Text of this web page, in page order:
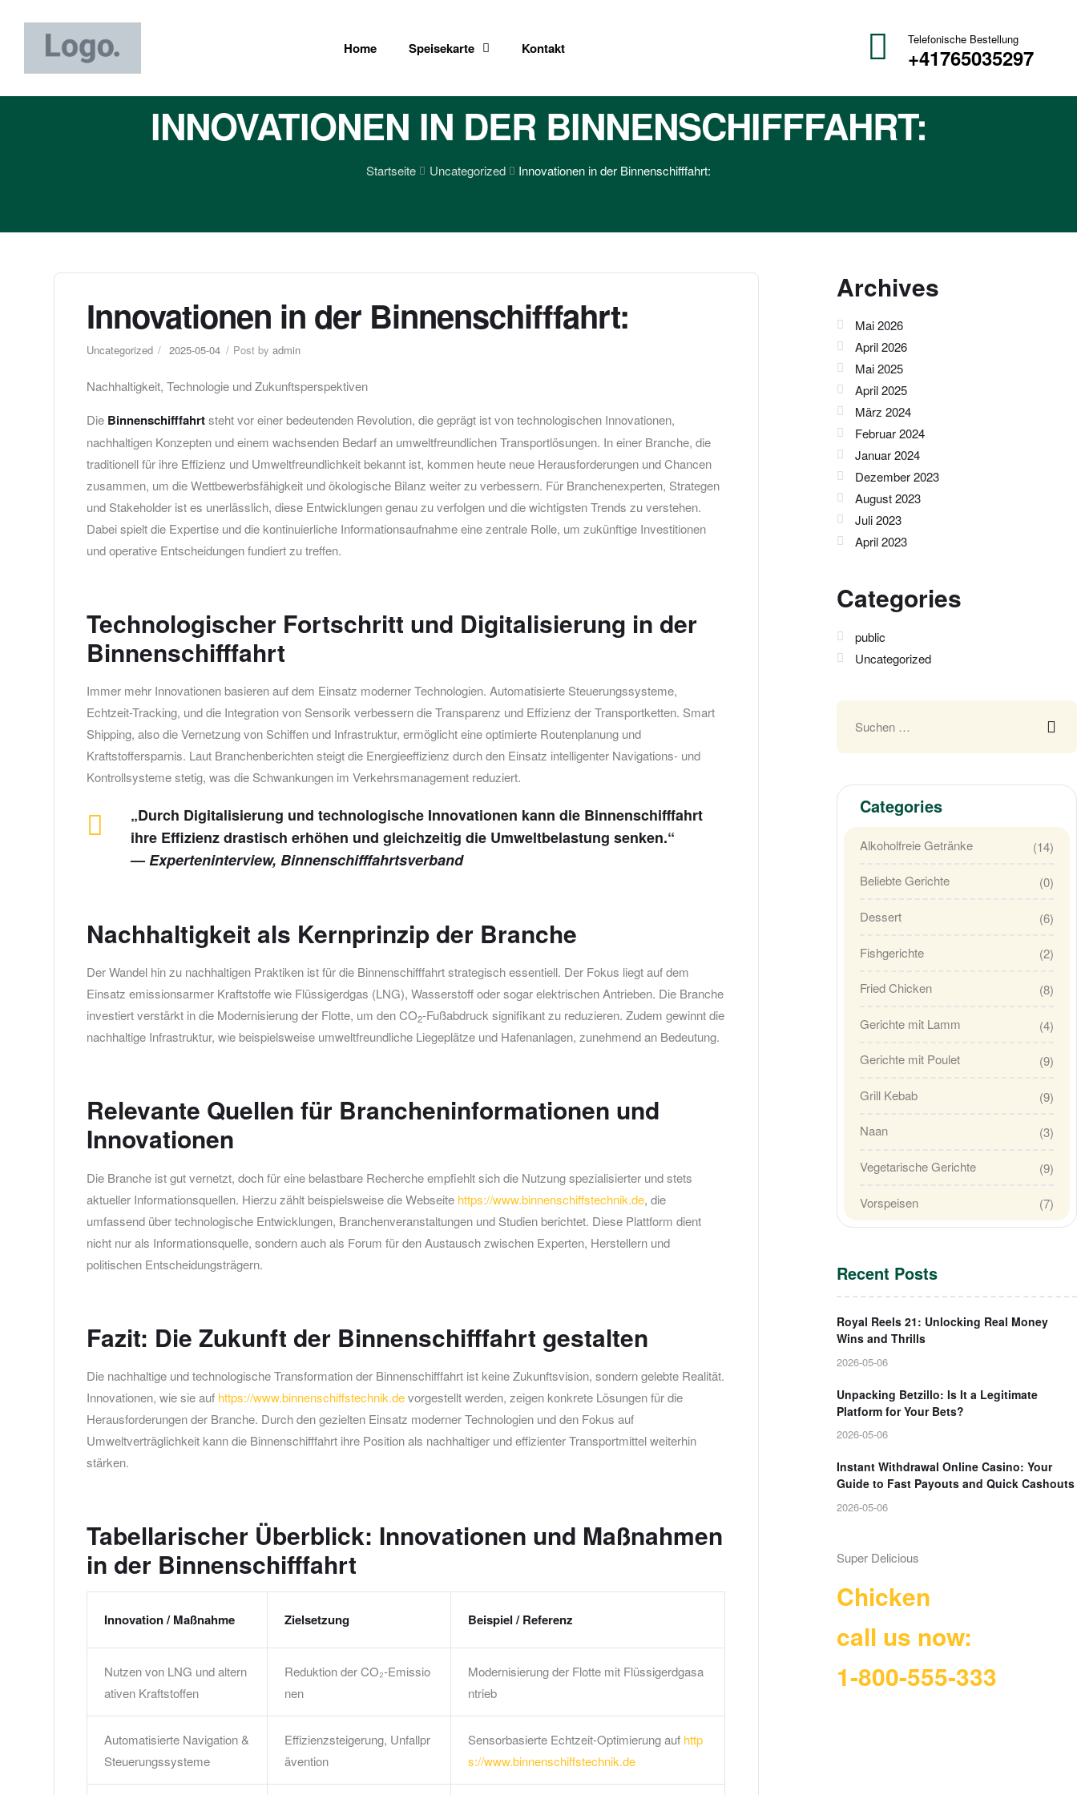
Home Speisekarte Kontakt
Telefonische Bestellung
+41765035297
INNOVATIONEN IN DER BINNENSCHIFFFAHRT:
Startseite Uncategorized Innovationen in der Binnenschifffahrt:
Innovationen in der Binnenschifffahrt:
Uncategorized 2025-05-04 Post byadmin
Nachhaltigkeit, Technologie und Zukunftsperspektiven
Die Binnenschifffahrtsteht vor einer bedeutenden Revolution, die geprägt ist von technologischen Innovationen,
nachhaltigen Konzepten und einem wachsenden Bedarf an umweltfreundlichen Transportlösungen. In einer Branche, die
traditionell für ihre Effizienz und Umweltfreundlichkeit bekannt ist, kommen heute neue Herausforderungen und Chancen
zusammen, um die Wettbewerbsfähigkeit und ökologische Bilanz weiter zu verbessern. Für Branchenexperten, Strategen
und Stakeholder ist es unerlässlich, diese Entwicklungen genau zu verfolgen und die wichtigsten Trends zu verstehen.
Dabei spielt die Expertise und die kontinuierliche Informationsaufnahme eine zentrale Rolle, um zukünftige Investitionen
und operative Entscheidungen fundiert zu treffen.
Technologischer Fortschritt und Digitalisierung in der
Binnenschifffahrt
Immer mehr Innovationen basieren auf dem Einsatz moderner Technologien. Automatisierte Steuerungssysteme,
Echtzeit-Tracking, und die Integration von Sensorik verbessern die Transparenz und Effizienz der Transportketten. Smart
Shipping, also die Vernetzung von Schiffen und Infrastruktur, ermöglicht eine optimierte Routenplanung und
Kraftstoffersparnis. Laut Branchenberichten steigt die Energieeffizienz durch den Einsatz intelligenter Navigations- und
Kontrollsysteme stetig, was die Schwankungen im Verkehrsmanagement reduziert.
„Durch Digitalisierung und technologische Innovationen kann die Binnenschifffahrt
ihre Effizienz drastisch erhöhen und gleichzeitig die Umweltbelastung senken.“
—Experteninterview, Binnenschifffahrtsverband
Nachhaltigkeit als Kernprinzip der Branche
Der Wandel hin zu nachhaltigen Praktiken ist für die Binnenschifffahrt strategisch essentiell. Der Fokus liegt auf dem
Einsatz emissionsarmer Kraftstoffe wie Flüssigerdgas (LNG), Wasserstoff oder sogar elektrischen Antrieben. Die Branche
investiert verstärkt in die Modernisierung der Flotte, um den CO2-Fußabdruck signifikant zu reduzieren. Zudem gewinnt die
nachhaltige Infrastruktur, wie beispielsweise umweltfreundliche Liegeplätze und Hafenanlagen, zunehmend an Bedeutung.
Relevante Quellen für Brancheninformationen und
Innovationen
Die Branche ist gut vernetzt, doch für eine belastbare Recherche empfiehlt sich die Nutzung spezialisierter und stets
aktueller Informationsquellen. Hierzu zählt beispielsweise die Webseite https://www.binnenschiffstechnik.de, die
umfassend über technologische Entwicklungen, Branchenveranstaltungen und Studien berichtet. Diese Plattform dient
nicht nur als Informationsquelle, sondern auch als Forum für den Austausch zwischen Experten, Herstellern und
politischen Entscheidungsträgern.
Fazit: Die Zukunft der Binnenschifffahrt gestalten
Die nachhaltige und technologische Transformation der Binnenschifffahrt ist keine Zukunftsvision, sondern gelebte Realität.
Innovationen, wie sie auf https://www.binnenschiffstechnik.devorgestellt werden, zeigen konkrete Lösungen für die
Herausforderungen der Branche. Durch den gezielten Einsatz moderner Technologien und den Fokus auf
Umweltverträglichkeit kann die Binnenschifffahrt ihre Position als nachhaltiger und effizienter Transportmittel weiterhin
stärken.
Tabellarischer Überblick: Innovationen und Maßnahmen
in der Binnenschifffahrt
Innovation / Maßnahme Zielsetzung Beispiel / Referenz
Nutzen von LNG und altern
ativen Kraftstoffen
Reduktion der CO₂-Emissio
nen
Modernisierung der Flotte mit Flüssigerdgasa
ntrieb
Automatisierte Navigation &
Steuerungssysteme
Effizienzsteigerung, Unfallpr
ävention
Sensorbasierte Echtzeit-Optimierung auf http
s://www.binnenschiffstechnik.de
Archives
Mai 2026
April 2026
Mai 2025
April 2025
März 2024
Februar 2024
Januar 2024
Dezember 2023
August 2023
Juli 2023
April 2023
Categories
public
Uncategorized
Categories
Alkoholfreie Getränke (14)
Beliebte Gerichte (0)
Dessert (6)
Fishgerichte (2)
Fried Chicken (8)
Gerichte mit Lamm (4)
Gerichte mit Poulet (9)
Grill Kebab (9)
Naan (3)
Vegetarische Gerichte (9)
Vorspeisen (7)
Recent Posts
Royal Reels 21: Unlocking Real Money
Wins and Thrills
2026-05-06
Unpacking Betzillo: Is It a Legitimate
Platform for Your Bets?
2026-05-06
Instant Withdrawal Online Casino: Your
Guide to Fast Payouts and Quick Cashouts
2026-05-06
Super Delicious
Chicken
call us now:
1-800-555-333